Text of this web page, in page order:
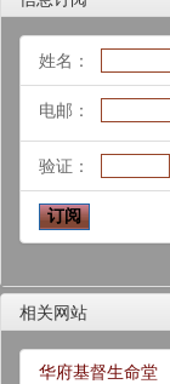
姓名：
电邮：
验证：
相关网站
华府基督生命堂